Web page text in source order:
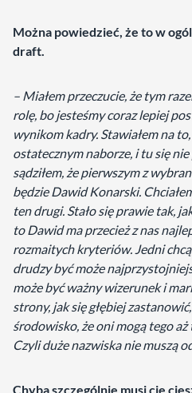
Można powiedzieć, że to w
draft.
– Miałem przeczucie, że tym
rolę, bo jesteśmy coraz lepiej
wynikom kadry. Stawiałem na
ostatecznym naborze, i tu się
sądziłem, że pierwszym z
będzie Dawid Konarski.
ten drugi. Stało się prawie tak,
to Dawid ma przecież z nas
rozmaitych kryteriów. Jedni
drudzy być może
może być ważny wizerunek i
strony, jak się głębiej
środowisko, że oni mogą tego
Czyli duże nazwiska nie muszą
Chyba szczególnie musi cię